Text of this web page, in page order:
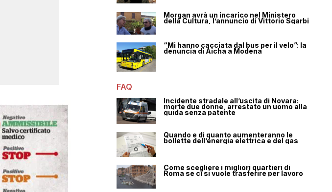
Morgan avrà un incarico nel Ministero
della Cultura, l’annuncio di Vittorio Sgarbi
“Mi hanno cacciata dal bus per il velo”: la
denuncia di Aicha a Modena
FAQ
Incidente stradale all’uscita di Novara:
morte due donne, arrestato un uomo alla
guida senza patente
Quando e di quanto aumenteranno le
bollette dell’energia elettrica e del gas
Come scegliere i migliori quartieri di
Roma se ci si vuole trasferire per lavoro